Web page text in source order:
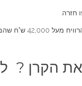
את הקרן ?